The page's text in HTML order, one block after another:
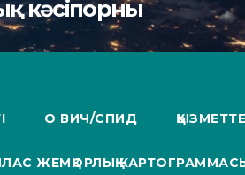
кәсіпорны
О ВИЧ/СПИД
ЖЕМҚОРЛЫҚ